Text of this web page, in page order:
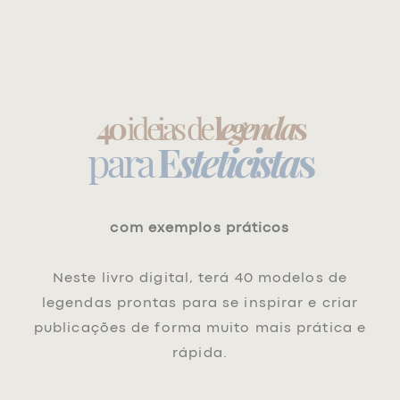
40ideias delegendas
paraEsteticistas
com exemplos práticos
Neste livro digital, terá 40 modelos de
legendas prontas para se inspirar e criar
publicações de forma muito mais prática e
rápida.